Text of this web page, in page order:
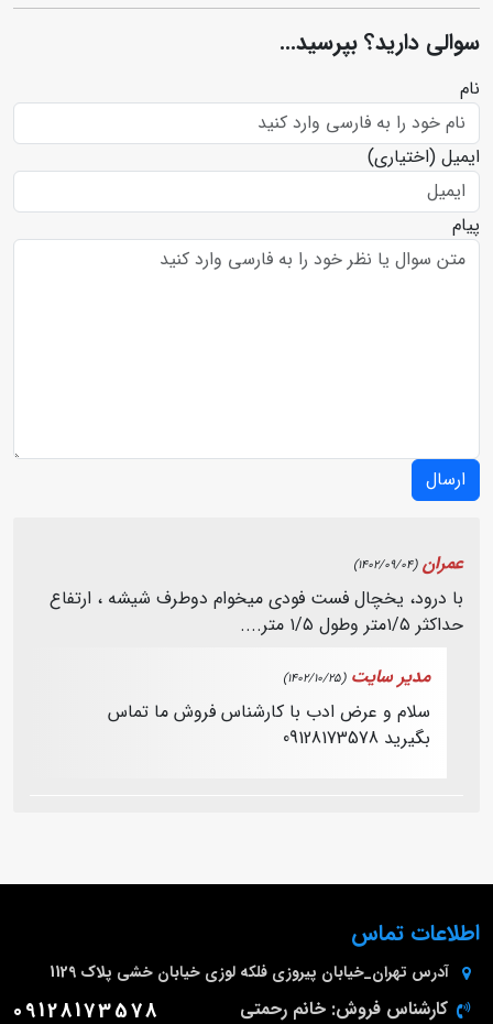
سوالی دارید؟ بپرسید...
نام
ایمیل (اختیاری)
پیام
ارسال
عمران (1402/09/04)
با درود، یخچال فست فودی میخوام دوطرف شیشه ، ارتفاع
حداکثر ۱/۵متر وطول ۱/۵ متر....
مدیر سایت (1402/10/25)
سلام و عرض ادب با کارشناس فروش ما تماس
بگیرید 09128173578
اطلاعات تماس
آدرس تهران_خیابان پیروزی فلکه لوزی خیابان خشی پلاک 1129
کارشناس فروش: خانم رحمتی 09128173578